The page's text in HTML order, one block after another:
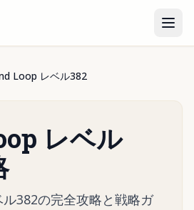
Loop レベル382
レベル
382の完全攻略と戦略ガ